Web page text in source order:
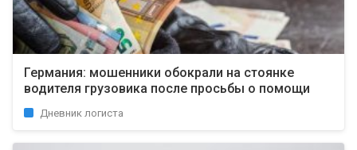
Германия: мошенники обокрали на стоянке
водителя грузовика после просьбы о помощи
Дневник логиста